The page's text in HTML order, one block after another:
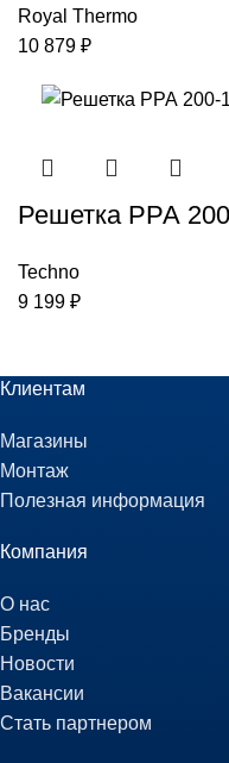
Royal Thermo
10 879 ₽
Решетка РРА
Techno
9 199 ₽
Клиентам
Магазины
Монтаж
Полезная информация
Компания
О нас
Бренды
Новости
Вакансии
Стать партнером